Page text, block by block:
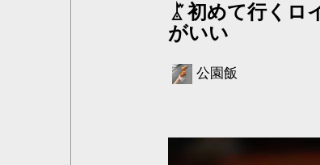
初めて行くロ
がいい
公園飯